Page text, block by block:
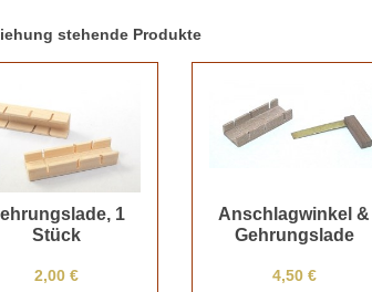
stehende Produkte
1
Stück
2,00 €
Anschlagwinkel &
Gehrungslade
4,50 €